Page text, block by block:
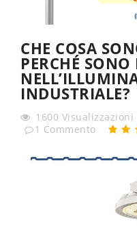
CHE COSA
PERCHÉ
INDUSTRIALE?
1600 Visualizzazioni
1 Commento